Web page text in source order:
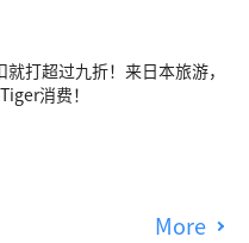
打超过九折！来日本旅游，
消费！
More